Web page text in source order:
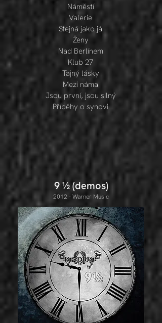
Náměstí
Valerie
Stejná jako já
Ženy
Nad Berlínem
Klub 27
Tajný lásky
Mezi náma
Jsou první, jsou silný
Příběhy o synovi
9 ½ (demos)
2012 - Warner Music